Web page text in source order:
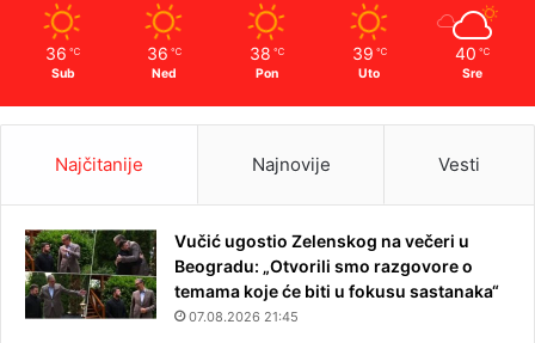
36 ℃
Sub
36 ℃
Ned
38 ℃
Pon
39 ℃
Uto
40 ℃
Sre
Najčitanije Najnovije Vesti
Vučić ugostio Zelenskog na večeri u
Beogradu: „Otvorili smo razgovore o
temama koje će biti u fokusu sastanaka“
07.08.2026 21:45